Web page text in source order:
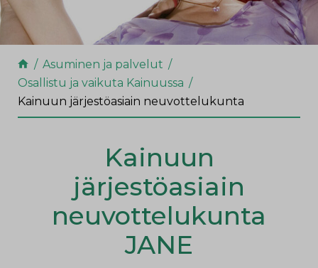
Asuminen ja palvelut
Osallistu ja vaikuta Kainuussa
Kainuun järjestöasiain neuvottelukunta
Kainuun
järjestöasiain
neuvottelukunta
JANE